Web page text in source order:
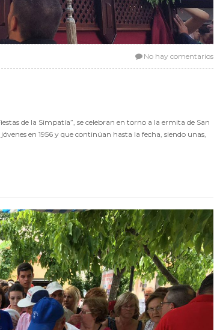
No hay comentarios
de la Simpatía”, se celebran en torno a la ermita de San
en 1956 y que continúan hasta la fecha, siendo unas,